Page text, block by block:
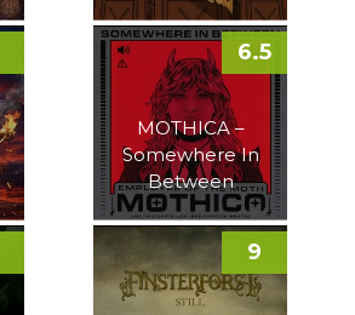
MOTHICA –
Somewhere In
Between
6.5
9